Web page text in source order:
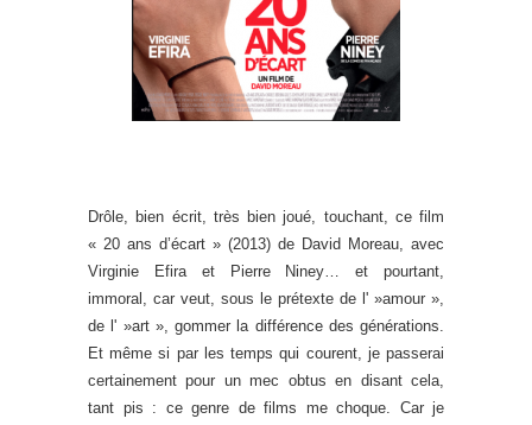
Drôle, bien écrit, très bien joué, touchant, ce film
« 20 ans d’écart » (2013) de David Moreau, avec
Virginie Efira et Pierre Niney… et pourtant,
immoral, car veut, sous le prétexte de l' »amour »,
de l' »art », gommer la différence des générations.
Et même si par les temps qui courent, je passerai
certainement pour un mec obtus en disant cela,
tant pis : ce genre de films me choque. Car je